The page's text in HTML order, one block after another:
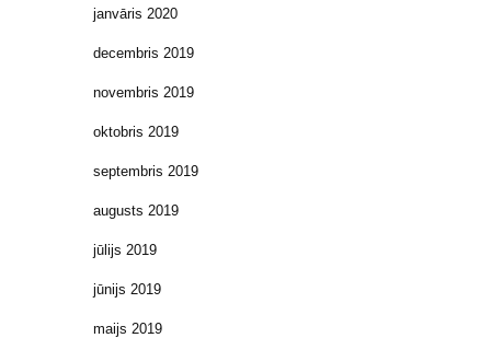
janvāris 2020
decembris 2019
novembris 2019
oktobris 2019
septembris 2019
augusts 2019
jūlijs 2019
jūnijs 2019
maijs 2019